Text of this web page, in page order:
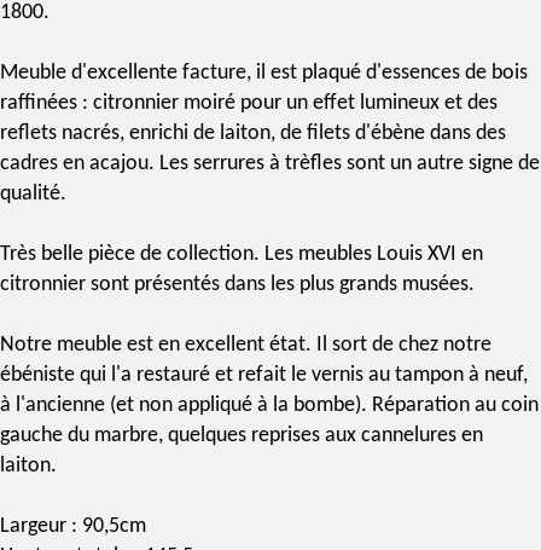
1800.
Meuble d'excellente facture, il est plaqué d'essences de bois
raffinées : citronnier moiré pour un effet lumineux et des
reflets nacrés, enrichi de laiton, de filets d'ébène dans des
cadres en acajou. Les serrures à trèfles sont un autre signe de
qualité.
Très belle pièce de collection. Les meubles Louis XVI en
citronnier sont présentés dans les plus grands musées.
Notre meuble est en excellent état. Il sort de chez notre
ébéniste qui l'a restauré et refait le vernis au tampon à neuf,
à l'ancienne (et non appliqué à la bombe). Réparation au coin
gauche du marbre, quelques reprises aux cannelures en
laiton.
Largeur : 90,5cm